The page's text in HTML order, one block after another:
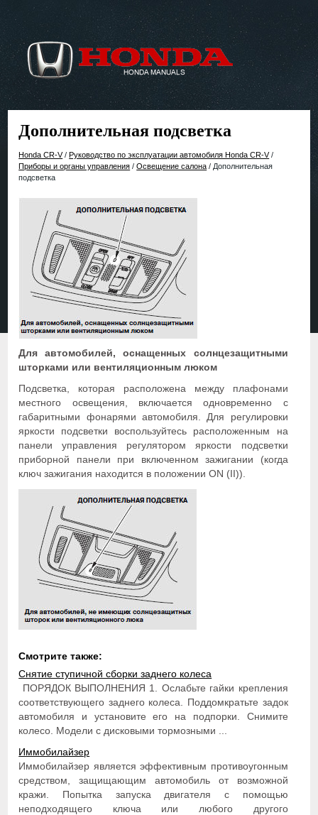
Дополнительная подсветка
Honda CR-V/Руководство по эксплуатации автомобиля Honda CR-V/
Приборы и органы управления /Освещение салона / Дополнительная
подсветка
Для автомобилей, оснащенных солнцезащитными
шторками или вентиляционным люком
Подсветка, которая расположена между плафонами
местного освещения, включается одновременно с
габаритными фонарями автомобиля. Для регулировки
яркости подсветки воспользуйтесь расположенным на
панели управления регулятором яркости подсветки
приборной панели при включенном зажигании (когда
ключ зажигания находится в положении ON (II)).
Смотрите также:
Снятие ступичной сборки заднего колеса
ПОРЯДОК ВЫПОЛНЕНИЯ 1. Ослабьте гайки крепления
соответствующего заднего колеса. Поддомкратьте задок
автомобиля и установите его на подпорки. Снимите
колесо. Модели с дисковыми тормозными ...
Иммобилайзер
Иммобилайзер является эффективным противоугонным
средством, защищающим автомобиль от возможной
кражи. Попытка запуска двигателя с помощью
неподходящего ключа или любого другого